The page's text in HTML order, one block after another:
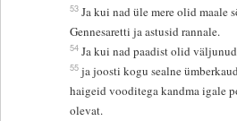
53 Ja kui nad üle mere olid maale
Gennesaretti ja astusid rannale.
54 Ja kui nad paadist olid
55 ja joosti kogu sealne
haigeid vooditega kandma igale
olevat.